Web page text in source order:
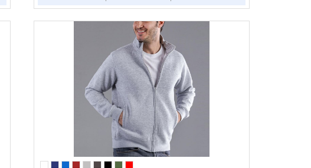
sport, il lavoro e il tempo libero,
particolarmente adatto per la promozione
di centri sportivi, per le scuole di ballo,
eventi di ogni genere, per vestire squadre
o componenti di un gruppo e per le
aziende che vogliono creare un omaggio
pubblicitario duraturo nel tempo per tutti i
loro clienti e fornitori. Disponibile in vari
colori, si possono facilmente abbinare ai
vostri colori sociali. $$ 80% cotone - 20%
poliestere - 280 g/m2 $ Brand: Fruit of the
Loom $ Fornito piegato ed imbustato